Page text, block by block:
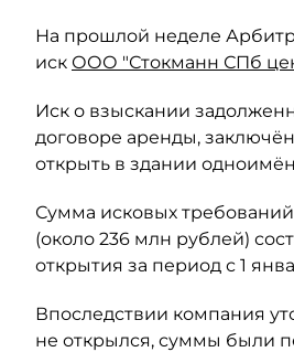
На прошлой неделе
иск ООО "Стокманн СПб
Иск о взыскании
договоре аренды,
открыть в здании
Сумма исковых
(около 236 млн рублей)
открытия за период с 1
Впоследствии компания
не открылся, суммы были